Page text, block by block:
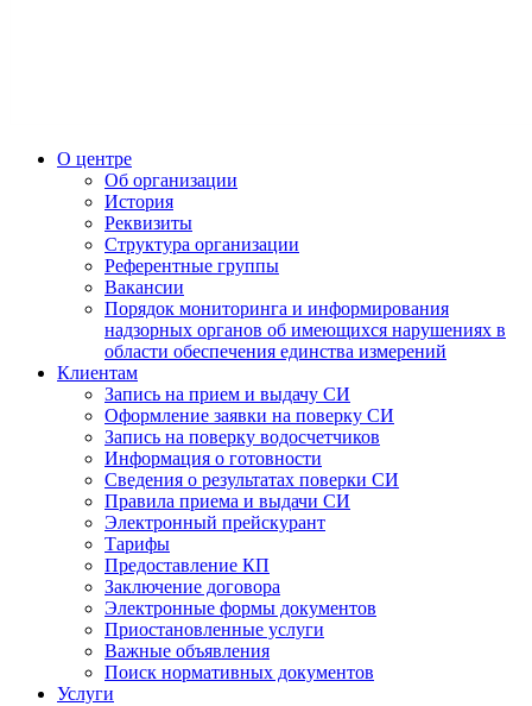
О центре
Об организации
История
Реквизиты
Структура организации
Референтные группы
Вакансии
Порядок мониторинга и информирования
надзорных органов об имеющихся нарушениях в
области обеспечения единства измерений
Клиентам
Запись на прием и выдачу СИ
Оформление заявки на поверку СИ
Запись на поверку водосчетчиков
Информация о готовности
Сведения о результатах поверки СИ
Правила приема и выдачи СИ
Электронный прейскурант
Тарифы
Предоставление КП
Заключение договора
Электронные формы документов
Приостановленные услуги
Важные объявления
Поиск нормативных документов
Услуги